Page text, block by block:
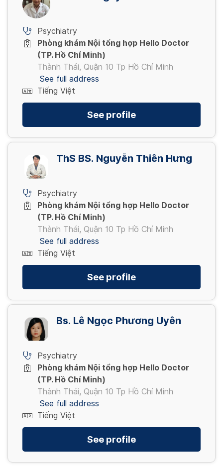
Psychiatry
Phòng khám Nội tổng hợp Hello Doctor
(TP. Hồ Chí Minh)
Thành Thái, Quận 10 Tp Hồ Chí Minh
See full address
Tiếng Việt
See profile
ThS BS. Nguyễn Thiên Hưng
Psychiatry
Phòng khám Nội tổng hợp Hello Doctor
(TP. Hồ Chí Minh)
Thành Thái, Quận 10 Tp Hồ Chí Minh
See full address
Tiếng Việt
See profile
Bs. Lê Ngọc Phương Uyên
Psychiatry
Phòng khám Nội tổng hợp Hello Doctor
(TP. Hồ Chí Minh)
Thành Thái, Quận 10 Tp Hồ Chí Minh
See full address
Tiếng Việt
See profile